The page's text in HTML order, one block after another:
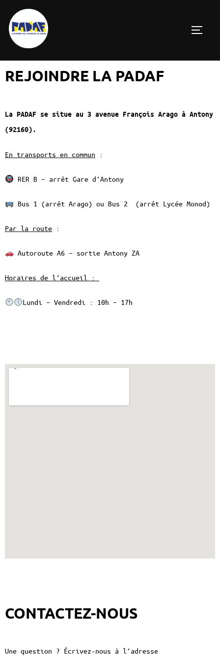
REJOINDRE LA PADAF
La PADAF se situe au 3 avenue François Arago à Antony
(92160).
En transports en commun :
RER B – arrêt Gare d’Antony
Bus 1 (arrêt Arago) ou Bus 2 (arrêt Lycée Monod)
Par la route :
Autoroute A6 – sortie Antony ZA
Horaires de l’accueil :
Lundi – Vendredi : 10h – 17h
CONTACTEZ-NOUS
Une question ? Écrivez-nous à l’adresse